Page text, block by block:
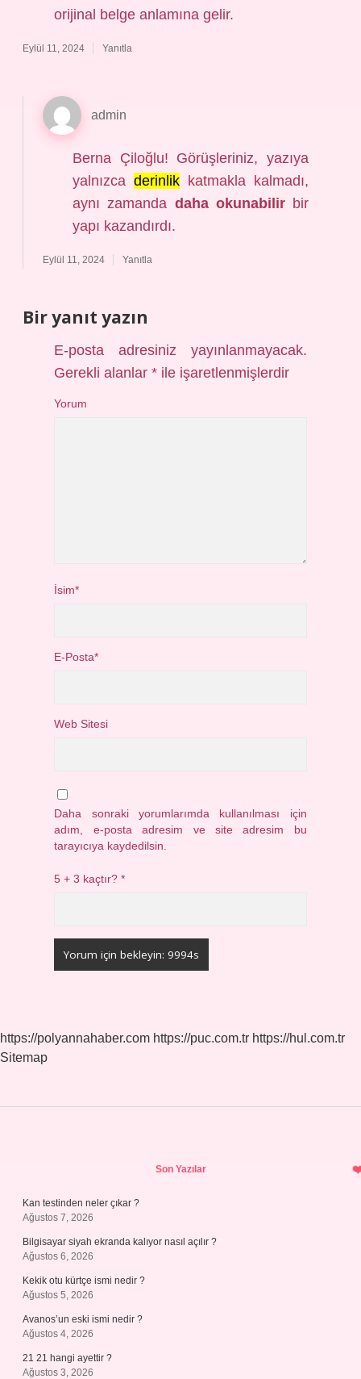
orijinal belge anlamına gelir.
Eylül 11, 2024 Yanıtla
admin
Berna Çiloğlu! Görüşleriniz, yazıya
yalnızca derinlikkatmakla kalmadı,
aynı zamanda daha okunabilirbir
yapı kazandırdı.
Eylül 11, 2024 Yanıtla
Bir yanıt yazın
E-posta adresiniz yayınlanmayacak.
Gerekli alanlar* ile işaretlenmişlerdir
Yorum
İsim*
E-Posta*
Web Sitesi
Daha sonraki yorumlarımda kullanılması için
adım, e-posta adresim ve site adresim bu
tarayıcıya kaydedilsin.
5 + 3 kaçtır?*
https://polyannahaber.com https://puc.com.tr https://hul.com.tr
Sitemap
Son Yazılar
Kan testinden neler çıkar ?
Ağustos 7, 2026
Bilgisayar siyah ekranda kalıyor nasıl açılır ?
Ağustos 6, 2026
Kekik otu kürtçe ismi nedir ?
Ağustos 5, 2026
Avanos’un eski ismi nedir ?
Ağustos 4, 2026
21 21 hangi ayettir ?
Ağustos 3, 2026